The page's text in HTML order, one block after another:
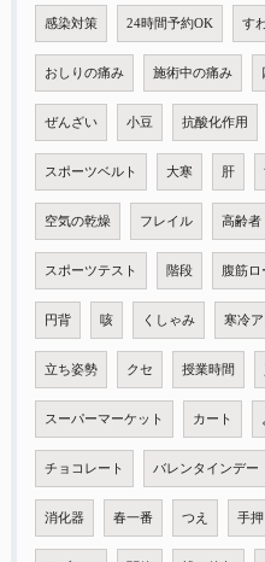
感染対策 24時間予約OK す
おしりの痛み 施術中の痛み
ぜんざい 小豆 抗酸化作用
スポーツベルト 大寒 肝
空気の乾燥 フレイル 高齢者
スポーツテスト 階段 腹筋ロ
円背 咳 くしゃみ 寒冷
立ち姿勢 クセ 授業時間
スーパーマーケット カート
チョコレート バレンタインデー
消化器 春一番 つえ 手